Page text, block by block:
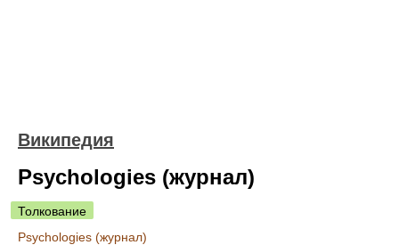
Википедия
Psychologies (журнал)
Толкование
Psychologies (журнал)